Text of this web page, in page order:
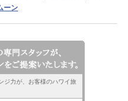
ーン
ジ力が、お客様のハワイ旅